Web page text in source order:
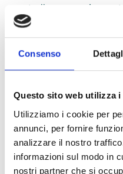
Consenso
Questo sito web utilizza i
Utilizziamo i cookie per
annunci, per fornire
analizzare il nostro
informazioni sul modo in
nostri partner che si
controllare
situazioni.
Quindi, i comportamenti
modo ripetitivo, a
esempio, accettare
instaurano circoli viziosi
comportamenti di tipo ‘
divengono più frequenti,
rigide doverizzazioni (“se
tranquillo”).